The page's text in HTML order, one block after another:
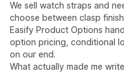
We sell watch straps and
choose between clasp
Easify Product Options
option pricing, conditional
on our end.
What actually made me